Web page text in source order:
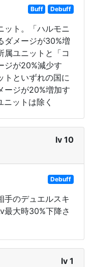
Buff Debuff
ット。「ハルモニ
ダメージが30%増
属ユニットと「コ
ジが20%減少す
トといずれの国に
ージが20%増加す
ットは除く
lv 10
Debuff
手のデュエルスキ
最大時30%下降さ
lv 1